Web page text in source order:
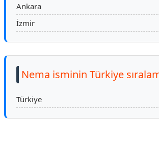
Ankara
İzmir
Nema isminin Türkiye
Türkiye